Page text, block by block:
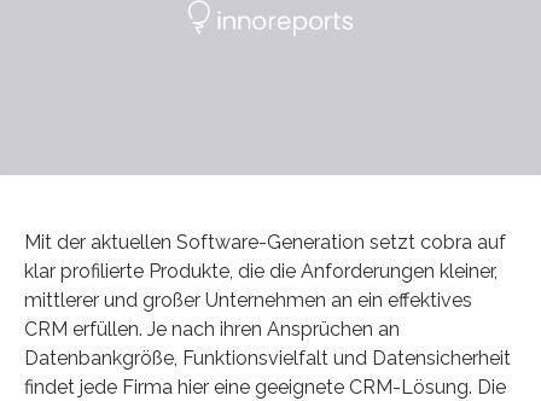
Mit der aktuellen Software-Generation setzt cobra auf
klar profilierte Produkte, die die Anforderungen kleiner,
mittlerer und großer Unternehmen an ein effektives
CRM erfüllen. Je nach ihren Ansprüchen an
Datenbankgröße, Funktionsvielfalt und Datensicherheit
findet jede Firma hier eine geeignete CRM-Lösung. Die